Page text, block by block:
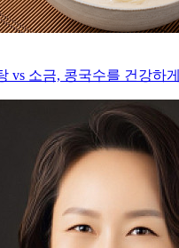
vs 소금, 콩국수를 건강하